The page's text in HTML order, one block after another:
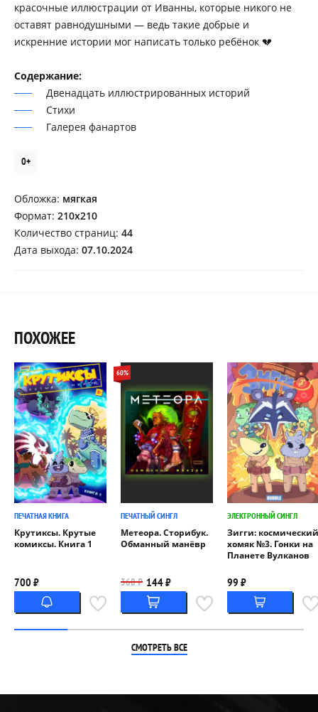
красочные иллюстрации от Иванны, которые никого не
оставят равнодушными — ведь такие добрые и
искренние истории мог написать только ребёнок 💔
Содержание:
Двенадцать иллюстрированных историй
Стихи
Галерея фанартов
0+
Обложка: мягкая
Формат: 210х210
Количество страниц: 44
Дата выхода: 07.10.2024
ПОХОЖЕЕ
ПЕЧАТНАЯ КНИГА
Крутиксы. Крутые
комиксы. Книга 1
700 ₽
60%
ПЕЧАТНЫЙ СИНГЛ
Метеора. Сторибук.
Обманный манёвр
360 ₽ 144 ₽
ЭЛЕКТРОННЫЙ СИНГЛ
Зигги: космический
хомяк №3. Гонки на
Планете Вулканов
99 ₽
СМОТРЕТЬ ВСЕ